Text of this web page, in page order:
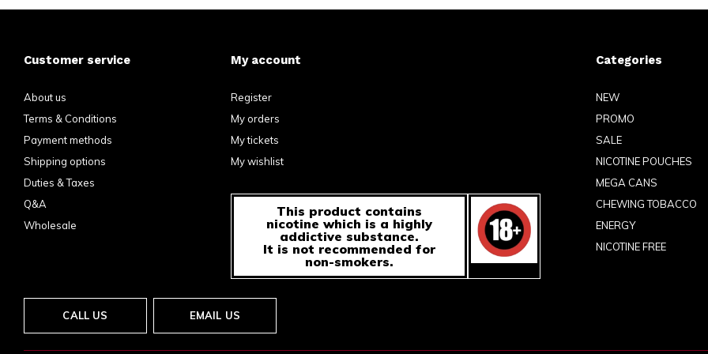
Customer service
About us
Terms & Conditions
Payment methods
Shipping options
Duties & Taxes
Q&A
Wholesale
My account
Register
My orders
My tickets
My wishlist
This product contains
nicotine which is a highly
addictive substance.
It is not recommended for
non-smokers.
Categories
NEW
PROMO
SALE
NICOTINE POUCHES
MEGA CANS
CHEWING TOBACCO
ENERGY
NICOTINE FREE
CALL US EMAIL US